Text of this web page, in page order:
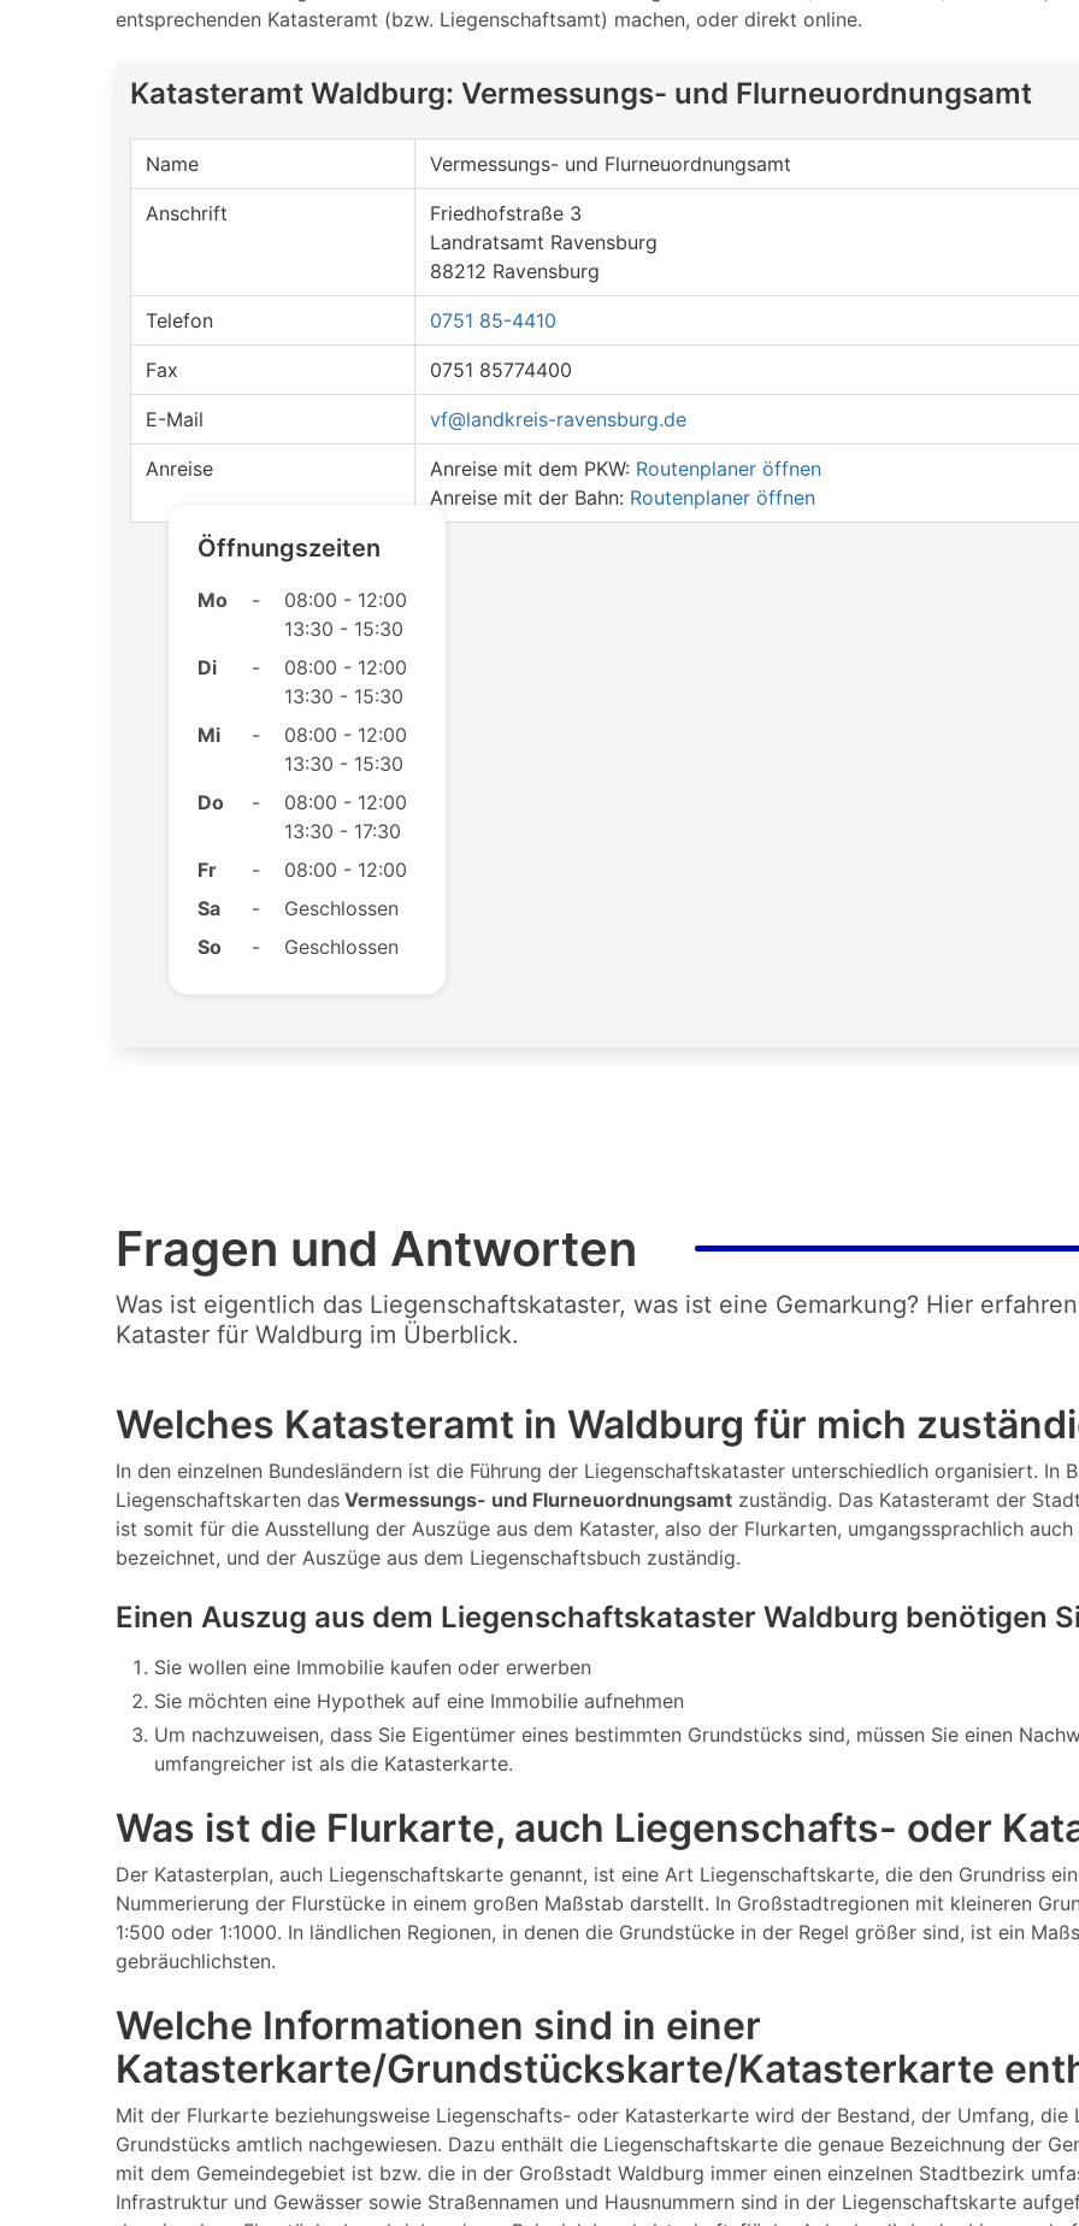
entsprechenden Katasteramt (bzw. Liegenschaftsamt) machen, oder direkt online.
Katasteramt Waldburg: Vermessungs- und Flurneuordnungsamt
Name Vermessungs- und Flurneuordnungsamt
Anschrift
Friedhofstraße 3
Landratsamt Ravensburg
88212 Ravensburg
Telefon 0751 85-4410
Fax 0751 85774400
E-Mail vf@landkreis-ravensburg.de
Anreise Anreise mit dem PKW: Routenplaner öffnen
Anreise mit der Bahn: Routenplaner öffnen
Öffnungszeiten
Mo -
08:00 - 12:00
13:30 - 15:30
Di
-
08:00 - 12:00
13:30 - 15:30
Mi
-
08:00 - 12:00
13:30 - 15:30
Do
-
08:00 - 12:00
13:30 - 17:30
Fr
-
08:00 - 12:00
Sa
-
Geschlossen
So
- Geschlossen
Fragen und Antworten
Was ist eigentlich das Liegenschaftskataster, was ist eine Gemarkung? Hier
Kataster für Waldburg im Überblick.
Welches Katasteramt in Waldburg für mich
In den einzelnen Bundesländern ist die Führung der Liegenschaftskataster unterschiedlich organisiert.
Liegenschaftskarten das Vermessungs- und Flurneuordnungsamt zuständig. Das Katasteramt der
ist somit für die Ausstellung der Auszüge aus dem Kataster, also der Flurkarten, umgangssprachlich
bezeichnet, und der Auszüge aus dem Liegenschaftsbuch zuständig.
Einen Auszug aus dem Liegenschaftskataster Waldburg benötigen
Sie wollen eine Immobilie kaufen oder erwerben
Sie möchten eine Hypothek auf eine Immobilie aufnehmen
Um nachzuweisen, dass Sie Eigentümer eines bestimmten Grundstücks sind, müssen Sie einen
umfangreicher ist als die Katasterkarte.
Was ist die Flurkarte, auch Liegenschafts- oder
Der Katasterplan, auch Liegenschaftskarte genannt, ist eine Art Liegenschaftskarte, die den Grundriss
Nummerierung der Flurstücke in einem großen Maßstab darstellt. In Großstadtregionen mit kleineren
1:500 oder 1:1000. In ländlichen Regionen, in denen die Grundstücke in der Regel größer sind, ist ein
gebräuchlichsten.
Welche Informationen sind in einer
Katasterkarte/Grundstückskarte/Katasterkarte
Mit der Flurkarte beziehungsweise Liegenschafts- oder Katasterkarte wird der Bestand, der Umfang, die
Grundstücks amtlich nachgewiesen. Dazu enthält die Liegenschaftskarte die genaue Bezeichnung der
mit dem Gemeindegebiet ist bzw. die in der Großstadt Waldburg immer einen einzelnen Stadtbezirk
Infrastruktur und Gewässer sowie Straßennamen und Hausnummern sind in der Liegenschaftskarte